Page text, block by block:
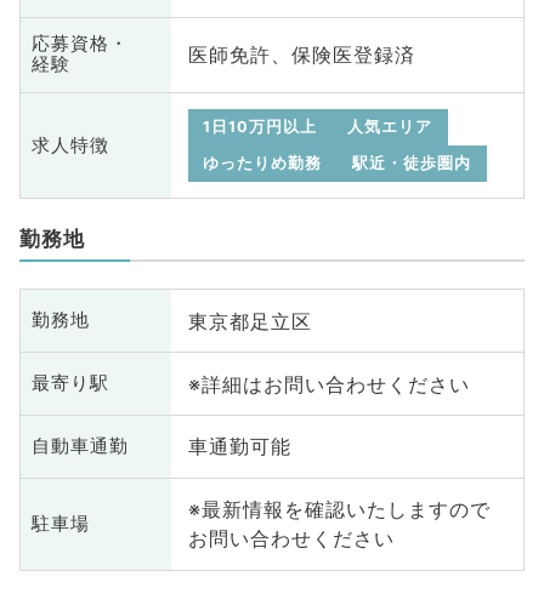
応募資格・
経験
医師免許、保険医登録済
求人特徴
1日10万円以上
人気エリア
ゆったりめ勤務
駅近・徒歩圏内
勤務地
勤務地 東京都足立区
最寄り駅 ※詳細はお問い合わせください
自動車通勤 車通勤可能
駐車場
※最新情報を確認いたしますので
お問い合わせください